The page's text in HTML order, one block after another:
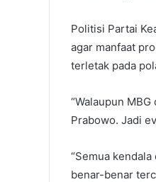
Politisi Partai
agar manfaat
terletak pada
“Walaupun
Prabowo. Jadi
“Semua
benar-benar